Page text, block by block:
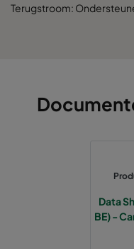
Terugstroom:
Data
BE) -